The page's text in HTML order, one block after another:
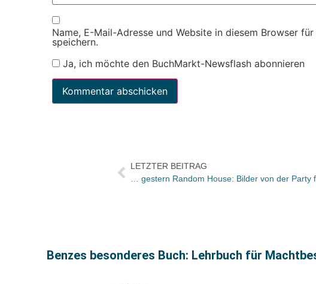
Name, E-Mail-Adresse und Website in diesem Browser
speichern.
Ja, ich möchte den BuchMarkt-Newsflash abonnieren
LETZTER BEITRAG
… gestern Random House: Bilder von der Party
Benzes besonderes Buch: Lehrbuch für